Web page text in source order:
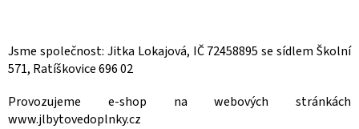
Jsme společnost: Jitka Lokajová, IČ 72458895 se sídlem Školní
571, Ratíškovice 696 02
Provozujeme e-shop na webových stránkách
www.jlbytovedoplnky.cz